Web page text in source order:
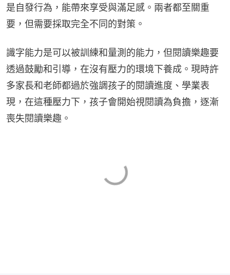
是自發行為，能帶來享受與滿足感。兩者都至關重
要，但需要採取完全不同的對策。
識字能力是可以被訓練和量測的能力，但閱讀樂趣要
透過鼓勵和引導，在沒有壓力的環境下養成。現時許
多家長和老師都過於強調孩子的閱讀進度、學業表
現，在這種壓力下，孩子會開始視閱讀為負擔，逐漸
喪失閱讀樂趣。